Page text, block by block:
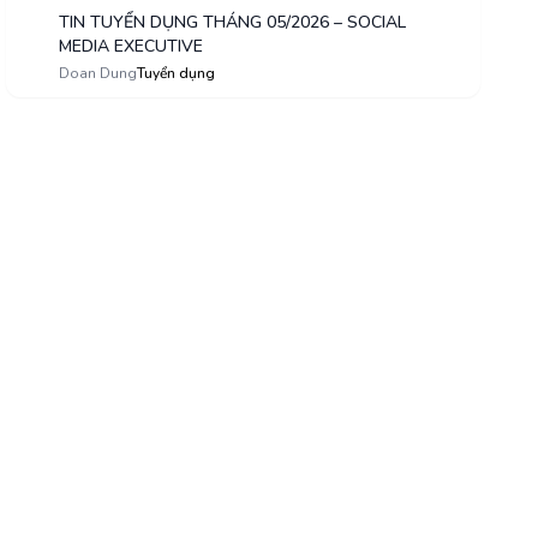
TIN TUYỂN DỤNG THÁNG 05/2026 – SOCIAL
MEDIA EXECUTIVE
Doan DungTuyển dụng